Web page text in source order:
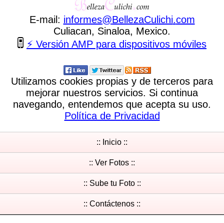
E-mail: informes@BellezaCulichi.com
Culiacan, Sinaloa, Mexico.
⚡ Versión AMP para dispositivos móviles
Utilizamos cookies propias y de terceros para
mejorar nuestros servicios. Si continua
navegando, entendemos que acepta su uso.
Política de Privacidad
:: Inicio ::
:: Ver Fotos ::
:: Sube tu Foto ::
:: Contáctenos ::